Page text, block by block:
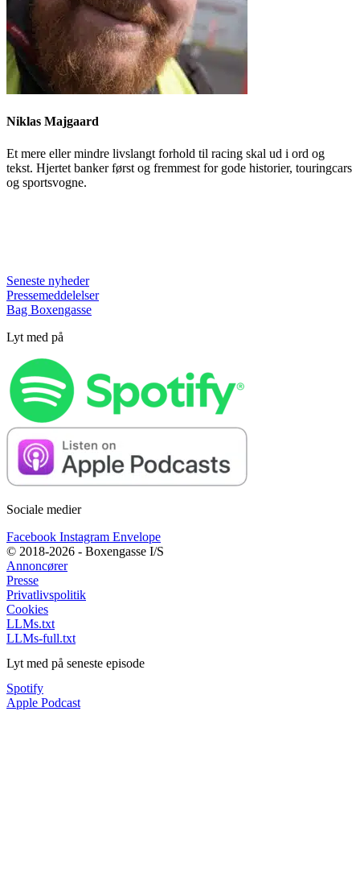
Niklas Majgaard
Et mere eller mindre livslangt forhold til racing skal ud i ord og
tekst. Hjertet banker først og fremmest for gode historier, touringcars
og sportsvogne.
Seneste nyheder
Pressemeddelelser
Bag Boxengasse
Lyt med på
Sociale medier
Facebook Instagram Envelope
© 2018-2026 - Boxengasse I/S
Annoncører
Presse
Privatlivspolitik
Cookies
LLMs.txt
LLMs-full.txt
Lyt med på seneste episode
Spotify
Apple Podcast